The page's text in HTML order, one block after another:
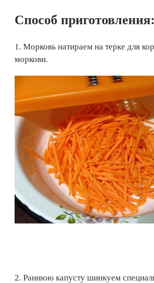
Способ приготовления:
1. Морковь натираем на терке для
моркови.
2. Раннюю капусту шинкуем